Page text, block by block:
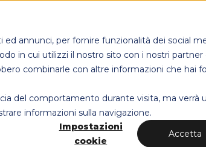
annunci, per fornire funzionalità dei social
in cui utilizzi il nostro sito con i nostri partner
combinarle con altre informazioni che hai
del comportamento durante visita, ma verrà
informazioni sulla navigazione.
Impostazioni
cookie
Accetta